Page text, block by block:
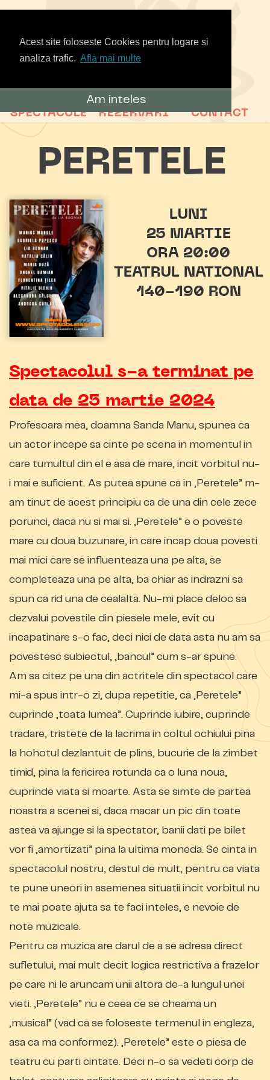
Acest site foloseste Cookies pentru logare si
analiza trafic. Afla mai multe
Am inteles
SPECTACOLE REZERVARI CONTACT
PERETELE
LUNI
25 MARTIE
ORA 20:00
TEATRUL NATIONAL
140-190 RON
Spectacolul s-a terminat pe
data de 25 martie 2024
Profesoara mea, doamna Sanda Manu, spunea ca
un actor incepe sa cinte pe scena in momentul in
care tumultul din el e asa de mare, incit vorbitul nu-
i mai e suficient. As putea spune ca in „Peretele” m-
am tinut de acest principiu ca de una din cele zece
porunci, daca nu si mai si. „Peretele” e o poveste
mare cu doua buzunare, in care incap doua povesti
mai mici care se influenteaza una pe alta, se
completeaza una pe alta, ba chiar as indrazni sa
spun ca rid una de cealalta. Nu-mi place deloc sa
dezvalui povestile din piesele mele, evit cu
incapatinare s-o fac, deci nici de data asta nu am sa
povestesc subiectul, „bancul” cum s-ar spune.
Am sa citez pe una din actritele din spectacol care
mi-a spus intr-o zi, dupa repetitie, ca „Peretele”
cuprinde „toata lumea”. Cuprinde iubire, cuprinde
tradare, tristete de la lacrima in coltul ochiului pina
la hohotul dezlantuit de plins, bucurie de la zimbet
timid, pina la fericirea rotunda ca o luna noua,
cuprinde viata si moarte. Asta se simte de partea
noastra a scenei si, daca macar un pic din toate
astea va ajunge si la spectator, banii dati pe bilet
vor fi „amortizati” pina la ultima moneda. Se cinta in
spectacolul nostru, destul de mult, pentru ca viata
te pune uneori in asemenea situatii incit vorbitul nu
te mai poate ajuta sa te faci inteles, e nevoie de
note muzicale.
Pentru ca muzica are darul de a se adresa direct
sufletului, mai mult decit logica restrictiva a frazelor
pe care ni le aruncam unii altora de-a lungul unei
vieti. „Peretele” nu e ceea ce se cheama un
„musical” (vad ca se foloseste termenul in engleza,
asa ca ma conformez). „Peretele” este o piesa de
teatru cu parti cintate. Deci n-o sa vedeti corp de